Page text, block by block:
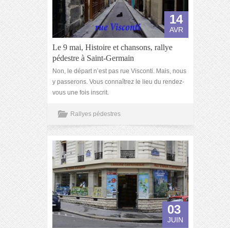
14
AVR
Le 9 mai, Histoire et chansons, rallye
pédestre à Saint-Germain
Non, le départ n’est pas rue Visconti. Mais, nous
y passerons. Vous connaîtrez le lieu du rendez-
vous une fois inscrit.
Rallyes pédestres
03
JUIN